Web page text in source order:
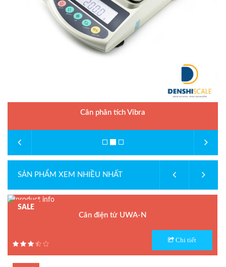
Cân phân tích Vibra
SẢN PHẨM XEM NHIỀU NHẤT
SALE
Cân điện tử UWA-N
Hãng sản xuất : UTE
Chi tiết